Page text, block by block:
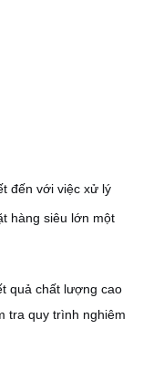
đến với việc xử lý
hàng siêu lớn một
quả chất lượng cao
tra quy trình nghiêm